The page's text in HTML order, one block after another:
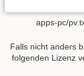
apps-pc/
Falls nicht anders
folgenden Lizenz